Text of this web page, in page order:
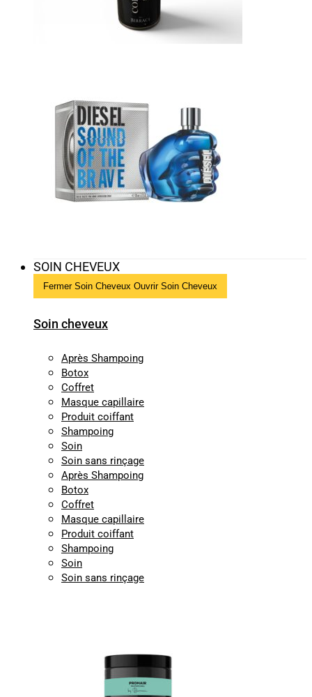
SOIN CHEVEUX
Fermer Soin Cheveux Ouvrir Soin Cheveux
Soin cheveux
Après Shampoing
Botox
Coffret
Masque capillaire
Produit coiffant
Shampoing
Soin
Soin sans rinçage
Après Shampoing
Botox
Coffret
Masque capillaire
Produit coiffant
Shampoing
Soin
Soin sans rinçage